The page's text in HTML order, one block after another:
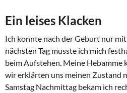
Ein leises Klacken
Ich konnte nach der Geburt nur
nächsten Tag musste ich mich
beim Aufstehen. Meine Hebamme
wir erklärten uns meinen Zustand
Samstag Nachmittag bekam ich